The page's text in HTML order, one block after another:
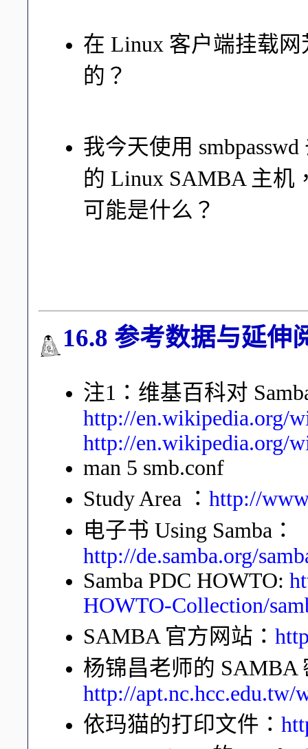
在 Linux 客户端挂载
的？
我今天使用
的 Linux SAMBA 主机
可能是什么？
16.8 参考数据与延伸
注1：维基百科对
http://en.wikipedia.org/
http://en.wikipedia.org/
man 5 smb.conf
Study Area ： http://
电子书 Using Samba：
http://de.samba.org/
Samba PDC HOWTO:
HOWTO-Collection/
SAMBA 官方网站：
杨锦昌老师的 SAMBA
http://apt.nc.hcc.edu.tw/
依玛猫的打印文件：